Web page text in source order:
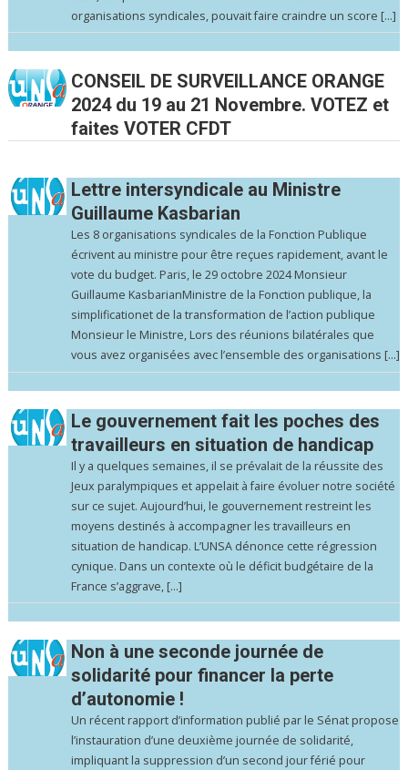
organisations syndicales, pouvait faire craindre un score […]
CONSEIL DE SURVEILLANCE ORANGE
2024 du 19 au 21 Novembre. VOTEZ et
faites VOTER CFDT
Lettre intersyndicale au Ministre
Guillaume Kasbarian
Les 8 organisations syndicales de la Fonction Publique
écrivent au ministre pour être reçues rapidement, avant le
vote du budget. Paris, le 29 octobre 2024 Monsieur
Guillaume KasbarianMinistre de la Fonction publique, la
simplificationet de la transformation de l’action publique
Monsieur le Ministre, Lors des réunions bilatérales que
vous avez organisées avec l’ensemble des organisations […]
Le gouvernement fait les poches des
travailleurs en situation de handicap
Il y a quelques semaines, il se prévalait de la réussite des
Jeux paralympiques et appelait à faire évoluer notre société
sur ce sujet. Aujourd’hui, le gouvernement restreint les
moyens destinés à accompagner les travailleurs en
situation de handicap. L’UNSA dénonce cette régression
cynique. Dans un contexte où le déficit budgétaire de la
France s’aggrave, […]
Non à une seconde journée de
solidarité pour financer la perte
d’autonomie !
Un récent rapport d’information publié par le Sénat propose
l’instauration d’une deuxième journée de solidarité,
impliquant la suppression d’un second jour férié pour